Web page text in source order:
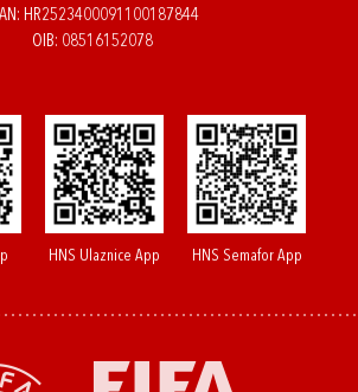
HR2523400091100187844
OIB: 08516152078
HNS Ulaznice App HNS Semafor App